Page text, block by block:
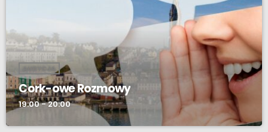
AUDYCJA
Cork-owe Rozmowy
19:00 - 20:00